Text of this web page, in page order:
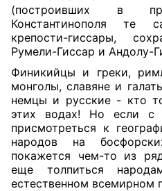
(построивших в
Константинополя те
крепости-гиссары,
Румели-Гиссар и Андолу-
Финикийцы и греки,
монголы, славяне и
немцы и русские - кто
этих водах! Но если с
присмотреться к
народов на
покажется чем-то из
еще толпиться
естественном всемирном